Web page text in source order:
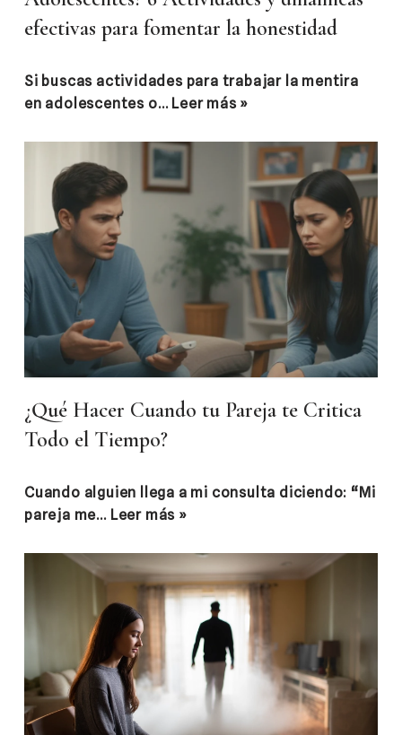
efectivas para fomentar la honestidad
​Si buscas actividades para trabajar la mentira
en adolescentes o… Leer más »
¿Qué Hacer Cuando tu Pareja te Critica
Todo el Tiempo?
Cuando alguien llega a mi consulta diciendo: “Mi
pareja me… Leer más »